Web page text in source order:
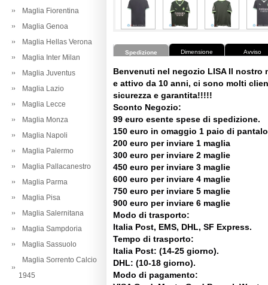
Maglia Fiorentina
Maglia Genoa
Maglia Hellas Verona
Maglia Inter Milan
Maglia Juventus
Maglia Lazio
Maglia Lecce
Maglia Monza
Maglia Napoli
Maglia Palermo
Maglia Pallacanestro
Maglia Parma
Maglia Pisa
Maglia Salernitana
Maglia Sampdoria
Maglia Sassuolo
Maglia Sorrento Calcio
1945
Spedizione Dimensione Avviso
Benvenuti nel negozio LISA Il nostro
e attivo da 10 anni, ci sono molti
sicurezza e garantita!!!!!
Sconto Negozio:
99 euro esente spese di spedizione.
150 euro in omaggio 1 paio di
200 euro per inviare 1 maglia
300 euro per inviare 2 maglie
450 euro per inviare 3 maglie
600 euro per inviare 4 maglie
750 euro per inviare 5 maglie
900 euro per inviare 6 maglie
Modo di trasporto:
Italia Post, EMS, DHL, SF Express.
Tempo di trasporto:
Italia Post: (14-25 giorno).
DHL: (10-18 giorno).
Modo di pagamento: